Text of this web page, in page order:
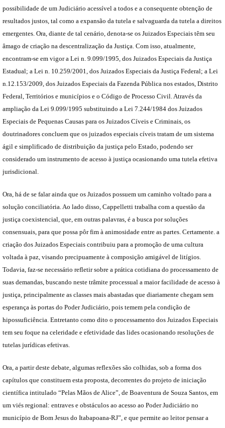
possibilidade de um Judiciário acessível a todos e a consequente obtenção de
resultados justos, tal como a expansão da tutela e salvaguarda da tutela a direitos
emergentes. Ora, diante de tal cenário, denota-se os Juizados Especiais têm seu
âmago de criação na descentralização da Justiça. Com isso, atualmente,
encontram-se em vigor a Lei n. 9.099/1995, dos Juizados Especiais da Justiça
Estadual; a Lei n. 10.259/2001, dos Juizados Especiais da Justiça Federal; a Lei
n.12.153/2009, dos Juizados Especiais da Fazenda Pública nos estados, Distrito
Federal, Territórios e municípios e o Código de Processo Civil. Através da
ampliação da Lei 9.099/1995 substituindo a Lei 7.244/1984 dos Juizados
Especiais de Pequenas Causas para os Juizados Cíveis e Criminais, os
doutrinadores concluem que os juizados especiais cíveis tratam de um sistema
ágil e simplificado de distribuição da justiça pelo Estado, podendo ser
considerado um instrumento de acesso à justiça ocasionando uma tutela efetiva
jurisdicional.
Ora, há de se falar ainda que os Juizados possuem um caminho voltado para a
solução conciliatória. Ao lado disso, Cappelletti trabalha com a questão da
justiça coexistencial, que, em outras palavras, é a busca por soluções
consensuais, para que possa pôr fim à animosidade entre as partes. Certamente. a
criação dos Juizados Especiais contribuiu para a promoção de uma cultura
voltada à paz, visando precipuamente à composição amigável de litígios.
Todavia, faz-se necessário refletir sobre a prática cotidiana do processamento de
suas demandas, buscando neste trâmite processual a maior facilidade de acesso à
justiça, principalmente as classes mais abastadas que diariamente chegam sem
esperança às portas do Poder Judiciário, pois temem pela condição de
hipossuficiência. Entretanto como dito o processamento dos Juizados Especiais
tem seu foque na celeridade e efetividade das lides ocasionando resoluções de
tutelas jurídicas efetivas.
Ora, a partir deste debate, algumas reflexões são colhidas, sob a forma dos
capítulos que constituem esta proposta, decorrentes do projeto de iniciação
científica intitulado “Pelas Mãos de Alice”, de Boaventura de Souza Santos, em
um viés regional: entraves e obstáculos ao acesso ao Poder Judiciário no
município de Bom Jesus do Itabapoana-RJ”, e que permite ao leitor pensar a